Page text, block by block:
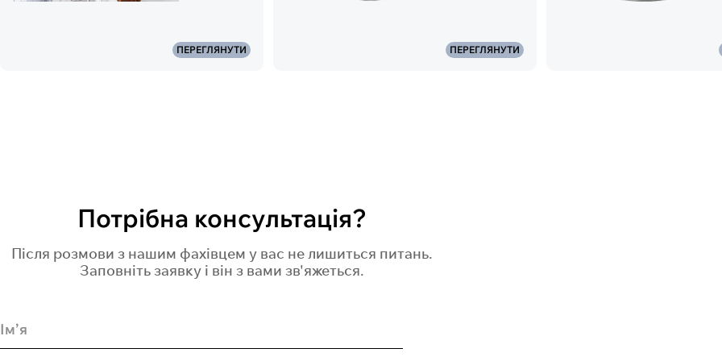
ПЕРЕГЛЯНУТИ ПЕРЕГЛЯНУТИ
Потрібна консультація?
Після розмови з нашим фахівцем у вас не лишиться питань.
Заповніть заявку і він з вами зв'яжеться.
Ім’я